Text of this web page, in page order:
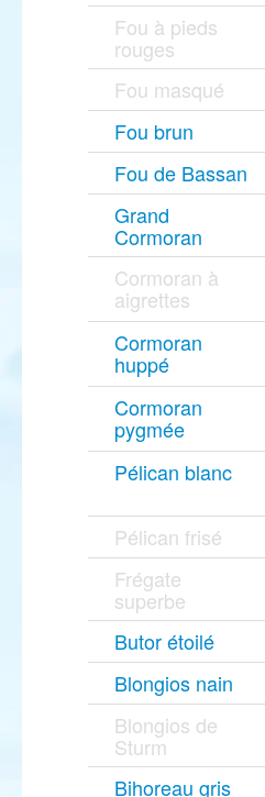
Fou à pieds
rouges
Fou masqué
Fou brun
Fou de Bassan
Grand
Cormoran
Cormoran à
aigrettes
Cormoran
huppé
Cormoran
pygmée
Pélican blanc
Pélican frisé
Frégate
superbe
Butor étoilé
Blongios nain
Blongios de
Sturm
Bihoreau gris